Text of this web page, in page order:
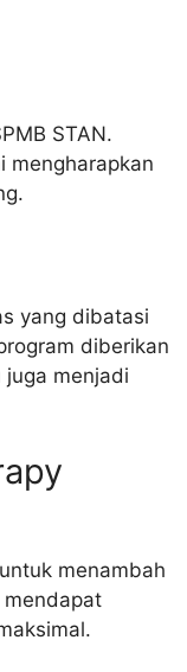
STAN.
mengharapkan
yang dibatasi
diberikan
menjadi
menambah
mendapat